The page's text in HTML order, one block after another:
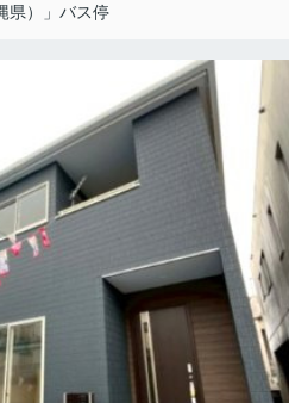
県）」バス停